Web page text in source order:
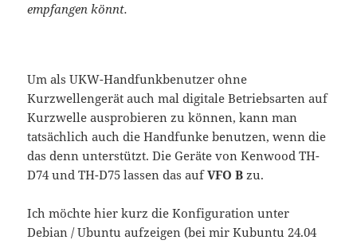
empfangen könnt.
Um als UKW-Handfunkbenutzer ohne
Kurzwellengerät auch mal digitale Betriebsarten auf
Kurzwelle ausprobieren zu können, kann man
tatsächlich auch die Handfunke benutzen, wenn die
das denn unterstützt. Die Geräte von Kenwood TH-
D74 und TH-D75 lassen das aufVFO B zu.
Ich möchte hier kurz die Konfiguration unter
Debian / Ubuntu aufzeigen (bei mir Kubuntu 24.04